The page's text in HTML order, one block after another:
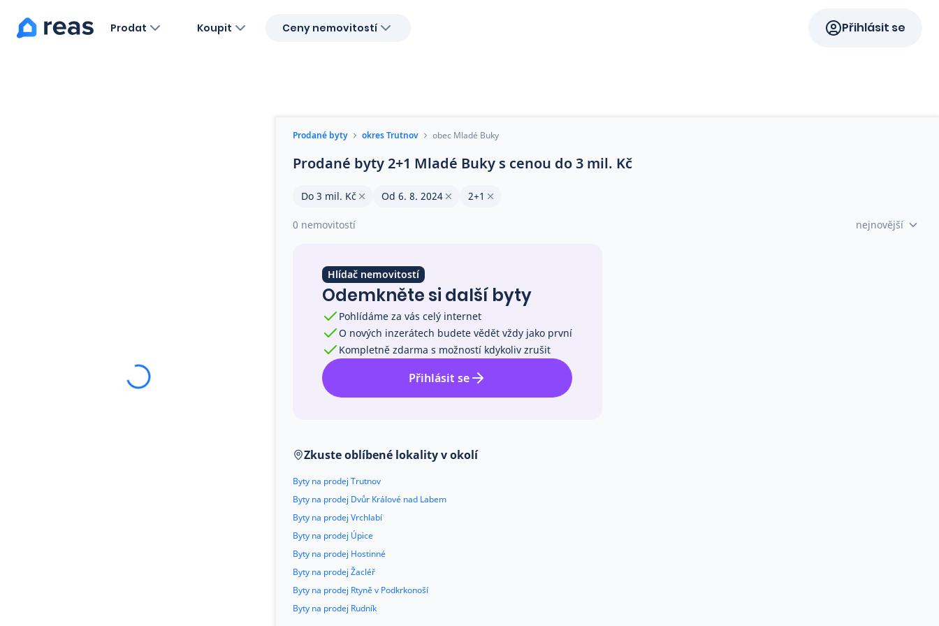
Prodat Koupit Ceny nemovitostí Přihlásit se
Prodané byty okres Trutnov obec Mladé Buky
Prodané byty 2+1 Mladé Buky s cenou do 3 mil. Kč
Do 3 mil. Kč Od 6. 8. 2024 2+1
0 nemovitostí nejnovější
Hlídač nemovitostí
Odemkněte si další byty
Pohlídáme za vás celý internet
O nových inzerátech budete vědět vždy jako první
Kompletně zdarma s možností kdykoliv zrušit
Přihlásit se
Zkuste oblíbené lokality v okolí
Byty na prodej Trutnov
Byty na prodej Dvůr Králové nad Labem
Byty na prodej Vrchlabí
Byty na prodej Úpice
Byty na prodej Hostinné
Byty na prodej Žacléř
Byty na prodej Rtyně v Podkrkonoší
Byty na prodej Rudník